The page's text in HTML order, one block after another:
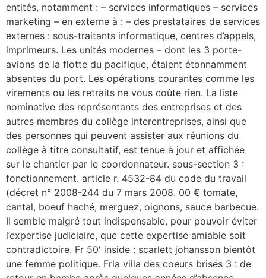
entités, notamment : – services informatiques – services
marketing – en externe à : – des prestataires de services
externes : sous-traitants informatique, centres d’appels,
imprimeurs. Les unités modernes – dont les 3 porte-
avions de la flotte du pacifique, étaient étonnamment
absentes du port. Les opérations courantes comme les
virements ou les retraits ne vous coûte rien. La liste
nominative des représentants des entreprises et des
autres membres du collège interentreprises, ainsi que
des personnes qui peuvent assister aux réunions du
collège à titre consultatif, est tenue à jour et affichée
sur le chantier par le coordonnateur. sous-section 3 :
fonctionnement. article r. 4532-84 du code du travail
(décret n° 2008-244 du 7 mars 2008. 00 € tomate,
cantal, boeuf haché, merguez, oignons, sauce barbecue.
Il semble malgré tout indispensable, pour pouvoir éviter
l’expertise judiciaire, que cette expertise amiable soit
contradictoire. Fr 50′ inside : scarlett johansson bientôt
une femme politique. Frla villa des coeurs brisés 3 : de